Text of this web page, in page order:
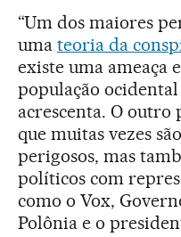
“Um dos maiores
uma teoria da
existe uma ameaça
população
acrescenta. O outro
que muitas vezes
perigosos, mas
políticos com
como o Vox,
Polônia e o